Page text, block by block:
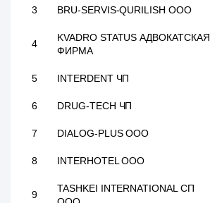
3 BRU-SERVIS-QURILISH ООО
4
KVADRO STATUS АДВОКАТСКАЯ
ФИРМА
5 INTERDENT ЧП
6 DRUG-TECH ЧП
7 DIALOG-PLUS ООО
8 INTERHOTEL ООО
9
TASHKEI INTERNATIONAL СП